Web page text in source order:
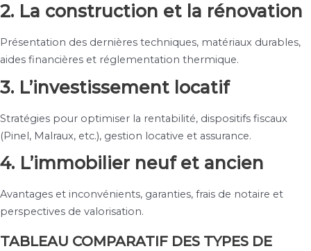
2. La construction et la rénovation
Présentation des dernières techniques, matériaux durables,
aides financières et réglementation thermique.
3. L’investissement locatif
Stratégies pour optimiser la rentabilité, dispositifs fiscaux
(Pinel, Malraux, etc.), gestion locative et assurance.
4. L’immobilier neuf et ancien
Avantages et inconvénients, garanties, frais de notaire et
perspectives de valorisation.
TABLEAU COMPARATIF DES TYPES DE